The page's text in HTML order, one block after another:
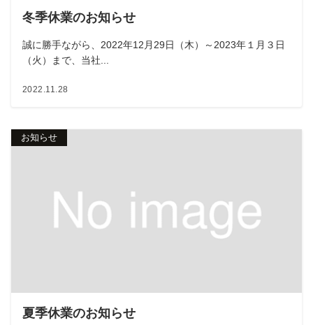
冬季休業のお知らせ
誠に勝手ながら、2022年12月29日（木）～2023年１月３日
（火）まで、当社...
2022.11.28
お知らせ
夏季休業のお知らせ